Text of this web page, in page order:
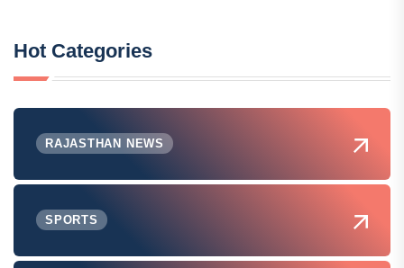
Hot Categories
RAJASTHAN NEWS
SPORTS